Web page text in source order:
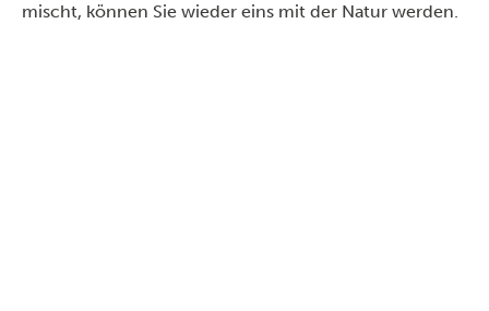
mischt, können Sie wieder eins mit der Natur werden.